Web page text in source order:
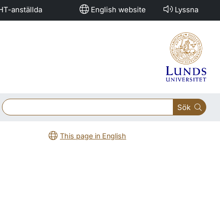
anställda English website Lyssna
Sök
This page in English